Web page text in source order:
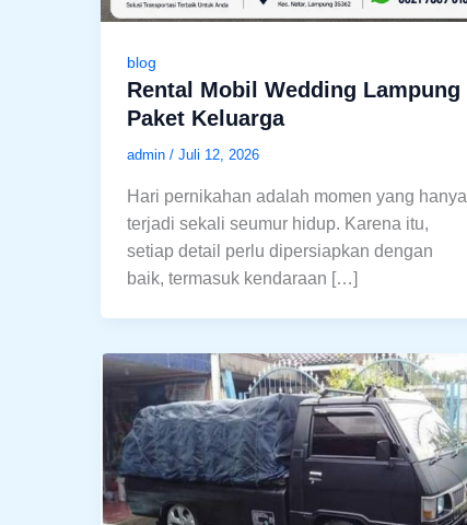
blog
Rental Mobil Wedding Lampung
Paket Keluarga
admin / Juli 12, 2026
Hari pernikahan adalah momen yang hanya
terjadi sekali seumur hidup. Karena itu,
setiap detail perlu dipersiapkan dengan
baik, termasuk kendaraan […]